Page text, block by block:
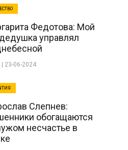
Федотова: Мой
управлял
| 23-06-2024
Слепнев:
обогащаются
несчастье в